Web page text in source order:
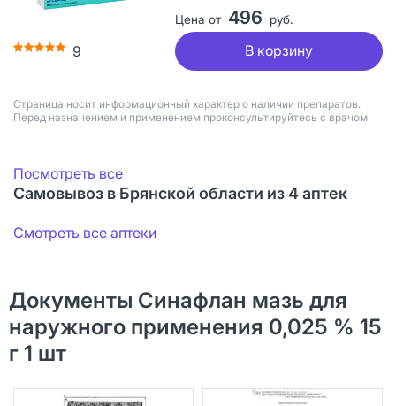
9
Цена от 496 руб.
В корзину
Страница носит информационный характер о наличии препаратов.
Перед назначением и применением проконсультируйтесь с врачом
Посмотреть все
Самовывоз в Брянской области из 4 аптек
Смотреть все аптеки
Документы Синафлан мазь для
наружного применения 0,025 % 15
г 1 шт